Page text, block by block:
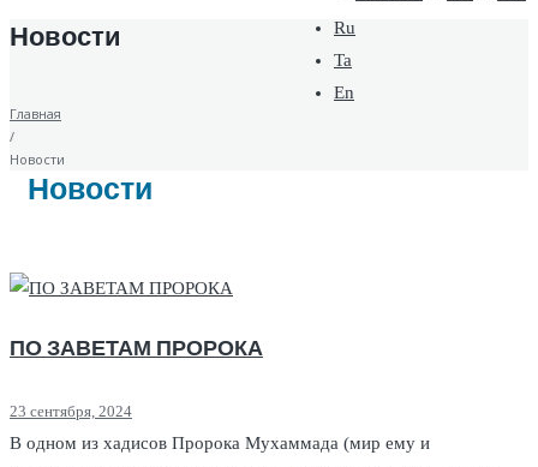
Ru
Ta
En
Новости
Главная
/
Новости
Новости
ПО ЗАВЕТАМ ПРОРОКА
23 сентября, 2024
В одном из хадисов Пророка Мухаммада (мир ему и